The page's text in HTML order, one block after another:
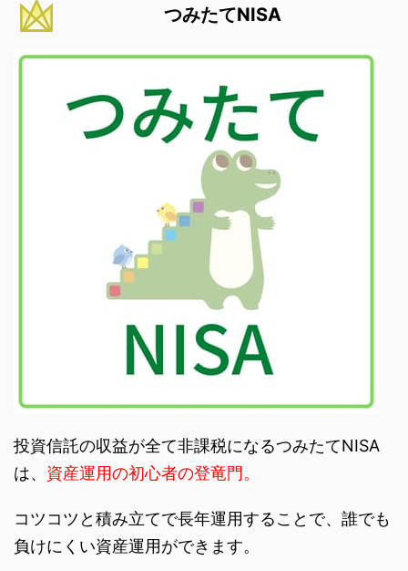
つみたてNISA
投資信託の収益が全て非課税になるつみたてNISA
は、 資産運用の初心者の登竜門。
コツコツと積み立てで長年運用することで、誰でも
負けにくい資産運用ができます。